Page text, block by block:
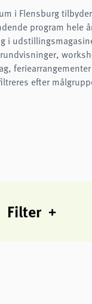
i Flensburg
program hele
i
efter
Filter
valgte samtykkeindstillinger.
analyse af vores hjemmeside